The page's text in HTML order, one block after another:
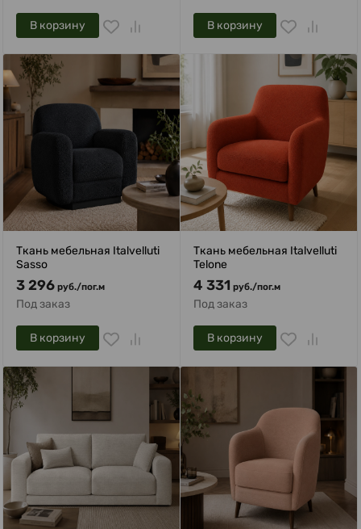
В корзину В корзину
Ткань мебельная Italvelluti
Sasso
3 296 руб./пог.м
Под заказ
В корзину
Ткань мебельная Italvelluti
Telone
4 331 руб./пог.м
Под заказ
В корзину